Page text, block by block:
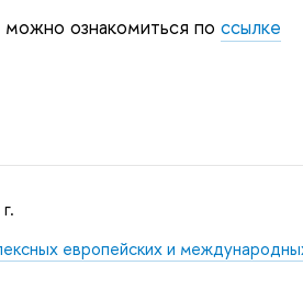
ознакомиться по ссылке
европейских и